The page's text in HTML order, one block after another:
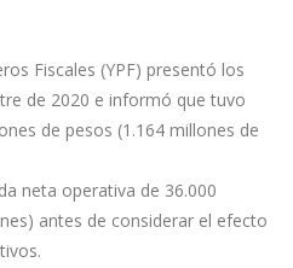
Fiscales (YPF) presentó los
de 2020 e informó que tuvo
de pesos (1.164 millones de
neta operativa de 36.000
antes de considerar el efecto